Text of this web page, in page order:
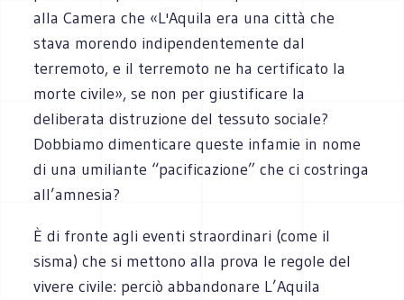
alla Camera che «L'Aquila era una città che
stava morendo indipendentemente dal
terremoto, e il terremoto ne ha certificato la
morte civile», se non per giustificare la
deliberata distruzione del tessuto sociale?
Dobbiamo dimenticare queste infamie in nome
di una umiliante “pacificazione” che ci costringa
all’amnesia?
È di fronte agli eventi straordinari (come il
sisma) che si mettono alla prova le regole del
vivere civile: perciò abbandonare L’Aquila